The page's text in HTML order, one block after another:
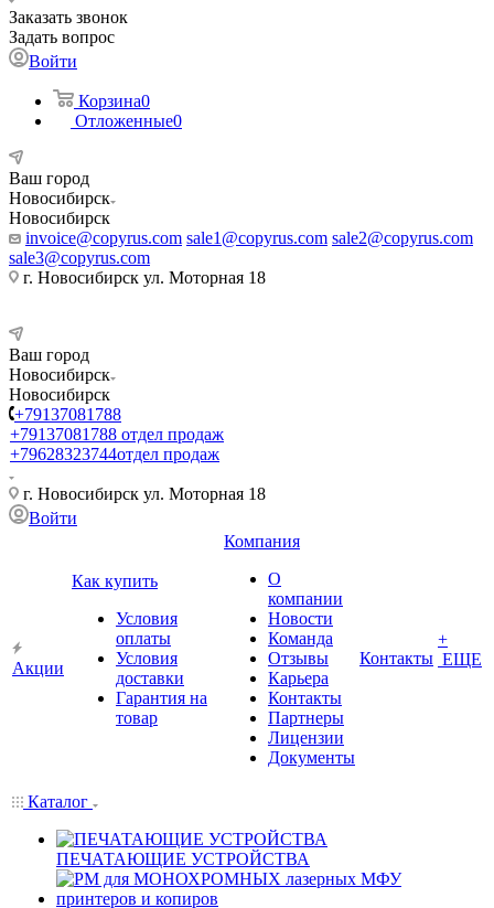
Заказать звонок
Задать вопрос
Войти
Корзина0
Отложенные0
Ваш город
Новосибирск
Новосибирск
invoice@copyrus.com sale1@copyrus.com sale2@copyrus.com
sale3@copyrus.com
г. Новосибирск ул. Моторная 18
Ваш город
Новосибирск
Новосибирск
+79137081788
+79137081788 отдел продаж
+79628323744отдел продаж
г. Новосибирск ул. Моторная 18
Войти
Акции
Как купить
Условия
оплаты
Условия
доставки
Гарантия на
товар
Компания
О
компании
Новости
Команда
Отзывы
Карьера
Контакты
Партнеры
Лицензии
Документы
Контакты
+
ЕЩЕ
Каталог
ПЕЧАТАЮЩИЕ УСТРОЙСТВА